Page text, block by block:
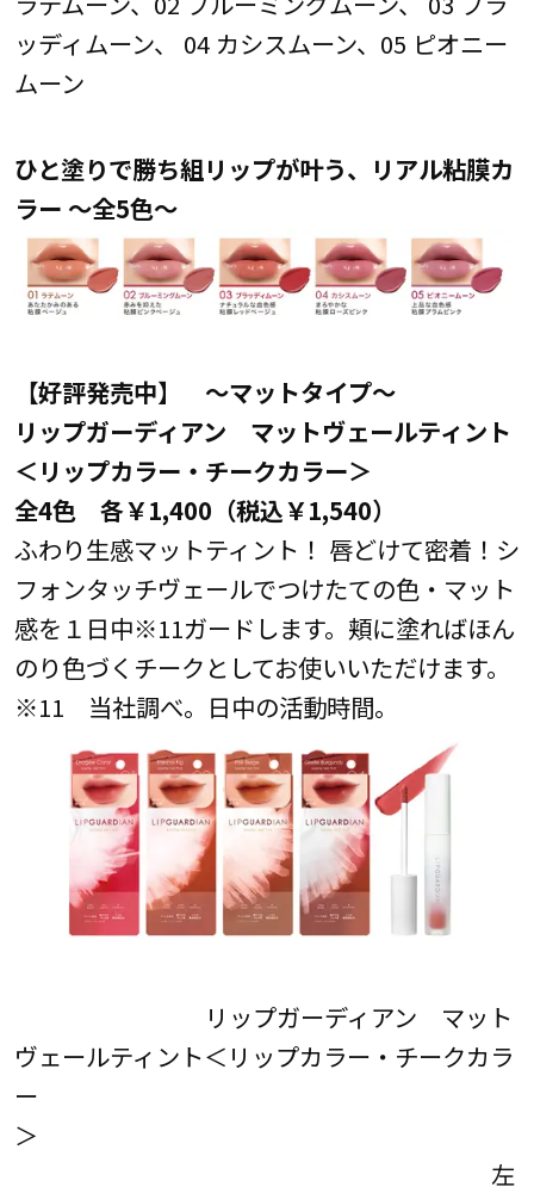
ッディムーン、 04 カシスムーン、05 ピオニー
ムーン
ひと塗りで勝ち組リップが叶う、リアル粘膜カ
ラー ～全5色～
【好評発売中】 ～マットタイプ～
リップガーディアン マットヴェールティント
＜リップカラー・チークカラー＞
全4色 各￥1,400（税込￥1,540）
ふわり生感マットティント！ 唇どけて密着！シ
フォンタッチヴェールでつけたての色・マット
感を１日中※11ガードします。頬に塗ればほん
のり色づくチークとしてお使いいただけます。
※11 当社調べ。日中の活動時間。
リップガーディアン マット
ヴェールティント＜リップカラー・チークカラ
ー
＞
左